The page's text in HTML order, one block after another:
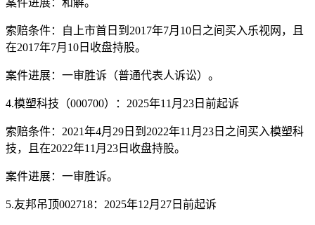
索赔条件：自上市首日到2017年7月10日之间买入乐视网，且
在2017年7月10日收盘持股。
案件进展：一审胜诉（普通代表人诉讼）。
4.模塑科技（000700）：2025年11月23日前起诉
索赔条件：2021年4月29日到2022年11月23日之间买入模塑科
技，且在2022年11月23日收盘持股。
案件进展：一审胜诉。
5.友邦吊顶002718：2025年12月27日前起诉